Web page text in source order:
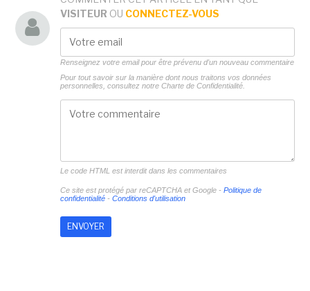
VISITEUR OU CONNECTEZ-VOUS
Renseignez votre email pour être prévenu d'un nouveau commentaire
Pour tout savoir sur la manière dont nous traitons vos données
personnelles, consultez notre Charte de Confidentialité.
Le code HTML est interdit dans les commentaires
Ce site est protégé par reCAPTCHA et Google - Politique de
confidentialité- Conditions d'utilisation